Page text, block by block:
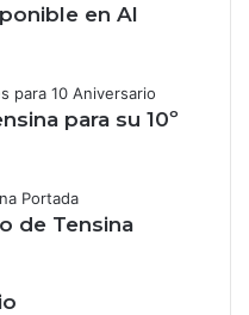
en Al
para su 10º
de Tensina